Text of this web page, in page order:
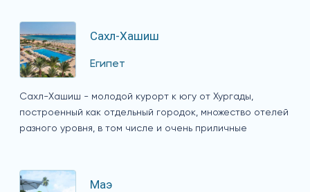
Сахл-Хашиш
Египет
Сахл-Хашиш - молодой курорт к югу от Хургады,
построенный как отдельный городок, множество отелей
разного уровня, в том числе и очень приличные
Маэ